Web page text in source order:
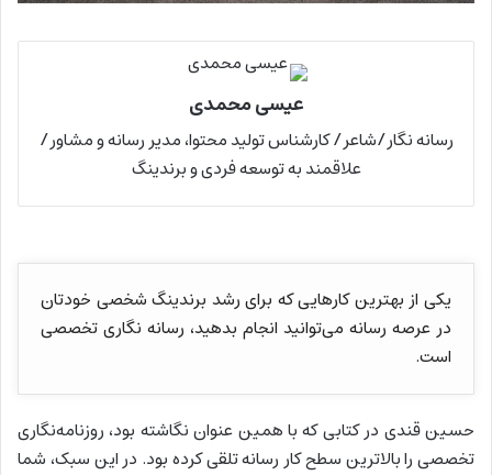
عیسی محمدی
رسانه نگار/شاعر/ کارشناس تولید محتوا، مدیر رسانه و مشاور/
علاقمند به توسعه فردی و برندینگ
یکی از بهترین کارهایی که برای رشد برندینگ شخصی خودتان
در عرصه رسانه می‌توانید انجام بدهید، رسانه نگاری تخصصی
است.
حسین قندی در کتابی که با همین عنوان نگاشته بود، روزنامه‌نگاری
تخصصی را بالاترین سطح کار رسانه تلقی کرده بود. در این سبک، شما